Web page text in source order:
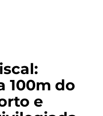
100m do
e